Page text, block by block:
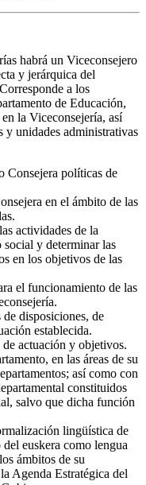
habrá un Viceconsejero
y jerárquica del
a los
de Educación,
la Viceconsejería, así
y unidades administrativas
Consejera políticas de
en el ámbito de las
actividades de la
y determinar las
en los objetivos de las
el funcionamiento de las
disposiciones, de
establecida.
actuación y objetivos.
en las áreas de su
así como con
constituidos
salvo que dicha función
lingüística de
euskera como lengua
ámbitos de su
Agenda Estratégica del